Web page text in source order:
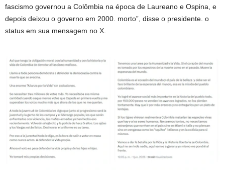
fascismo governou a Colômbia na época de Laureano e Ospina, e
depois deixou o governo em 2000. morto”, disse o presidente. o
status em sua mensagem no X.